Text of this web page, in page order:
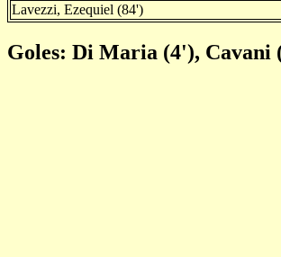
Lavezzi, Ezequiel (84')
Goles: Di Maria (4'), Cavani